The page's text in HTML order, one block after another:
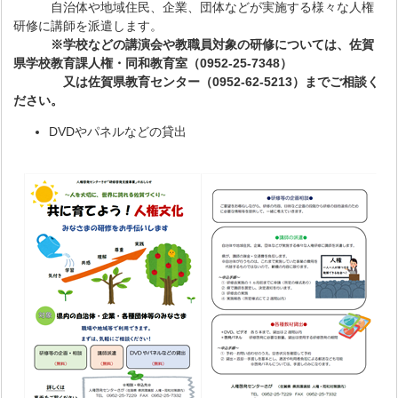
自治体や地域住民、企業、団体などが実施する様々な人権
研修に講師を派遣します。
※学校などの講演会や教職員対象の研修については、佐賀
県学校教育課人権・同和教育室（0952-25-7348）
又は佐賀県教育センター（0952-62-5213）までご相談く
ださい。
DVDやパネルなどの貸出